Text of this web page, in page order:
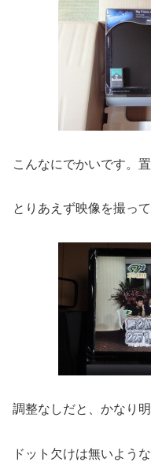
こんなにでかいです。
とりあえず映像を撮って
調整なしだと、かなり明
ドット欠けは無いよう